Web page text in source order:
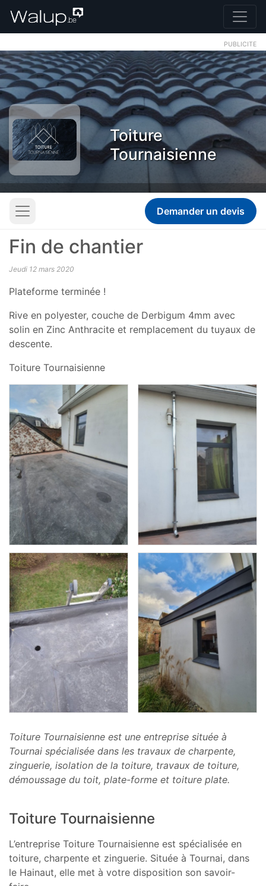
PUBLICITE
Toiture
Tournaisienne
Demander un devis
Fin de chantier
Jeudi 12 mars 2020
Plateforme terminée !
Rive en polyester, couche de Derbigum 4mm avec
solin en Zinc Anthracite et remplacement du tuyaux de
descente.
Toiture Tournaisienne
Toiture Tournaisienne est une entreprise située à
Tournai spécialisée dans les travaux de charpente,
zinguerie, isolation de la toiture, travaux de toiture,
démoussage du toit, plate-forme et toiture plate.
Toiture Tournaisienne
L’entreprise Toiture Tournaisienne est spécialisée en
toiture, charpente et zinguerie. Située à Tournai, dans
le Hainaut, elle met à votre disposition son savoir-